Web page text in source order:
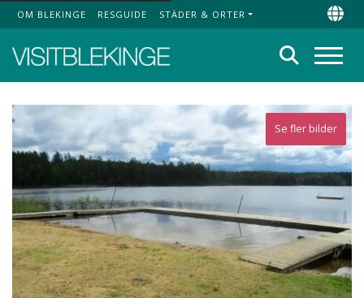
Top Menu
OM BLEKINGE RESGUIDE STÄDER & ORTER
Sök
Se fler bilder